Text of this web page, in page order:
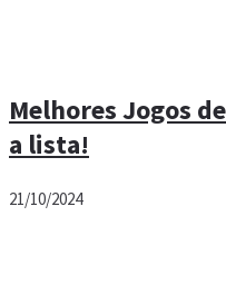
Melhores Jogos
a lista!
21/10/2024